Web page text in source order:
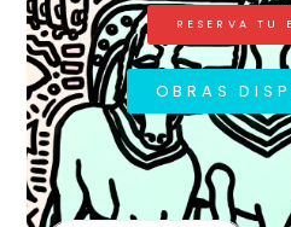
RESERVA TU
OBRAS